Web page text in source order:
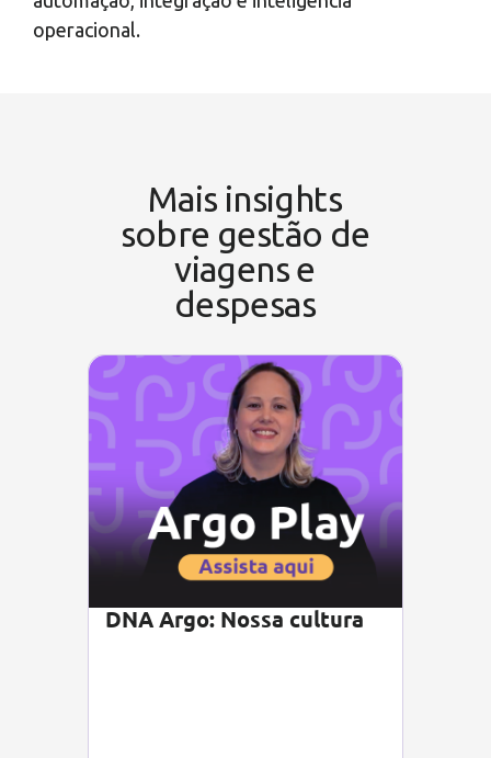
operacional.
Mais insights
sobre gestão de
viagens e
despesas
DNA Argo: Nossa cultura